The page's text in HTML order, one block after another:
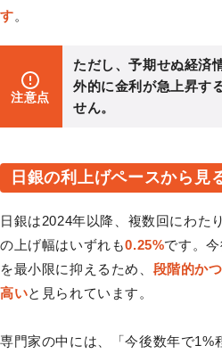
す。
注意点
ただし、予期せぬ経済
外的に金利が急上昇す
せん。
日銀の利上げペースから見
日銀は2024年以降、複数回にわた
の上げ幅はいずれも0.25%です。
を最小限に抑えるため、 段階的か
高いと見られています。
専門家の中には、「今後数年で1%